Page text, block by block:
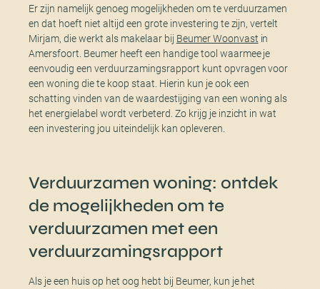
Er zijn namelijk genoeg mogelijkheden om te verduurzamen
en dat hoeft niet altijd een grote investering te zijn, vertelt
Mirjam, die werkt als makelaar bij Beumer Woonvast in
Amersfoort. Beumer heeft een handige tool waarmee je
eenvoudig een verduurzamingsrapport kunt opvragen voor
een woning die te koop staat. Hierin kun je ook een
schatting vinden van de waardestijging van een woning als
het energielabel wordt verbeterd. Zo krijg je inzicht in wat
een investering jou uiteindelijk kan opleveren.
Verduurzamen woning: ontdek
de mogelijkheden om te
verduurzamen met een
verduurzamingsrapport
Als je een huis op het oog hebt bij Beumer, kun je het